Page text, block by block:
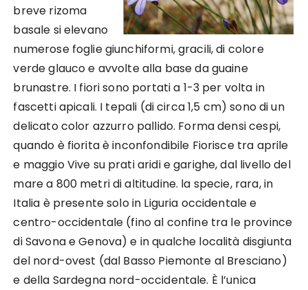
breve rizoma
basale si elevano
numerose foglie giunchiformi, gracili, di colore
verde glauco e avvolte alla base da guaine
brunastre. I fiori sono portati a 1-3 per volta in
fascetti apicali. I tepali (di circa 1,5 cm) sono di un
delicato color azzurro pallido. Forma densi cespi,
quando è fiorita è inconfondibile Fiorisce tra aprile
e maggio Vive su prati aridi e garighe, dal livello del
mare a 800 metri di altitudine. la specie, rara, in
Italia è presente solo in Liguria occidentale e
centro-occidentale (fino al confine tra le province
di Savona e Genova) e in qualche località disgiunta
del nord-ovest (dal Basso Piemonte al Bresciano)
e della Sardegna nord-occidentale. È l’unica